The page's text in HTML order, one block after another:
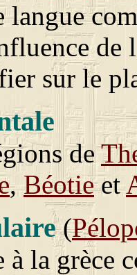
de
sur le
de
,Béotieet
(
à la grèce